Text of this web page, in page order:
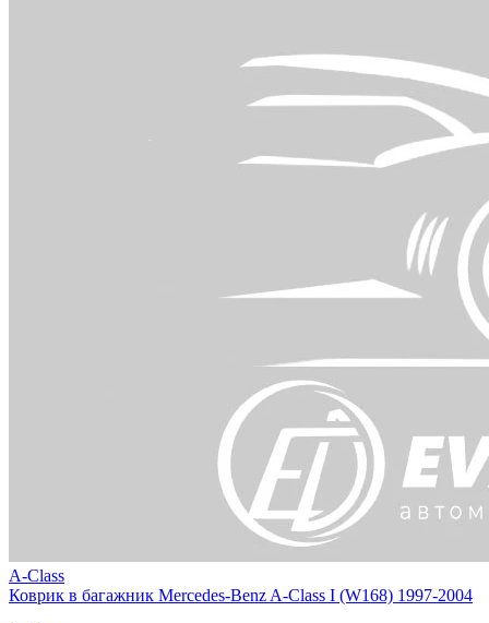
A-Class
Коврик в багажник Mercedes-Benz A-Class I (W168) 1997-2004